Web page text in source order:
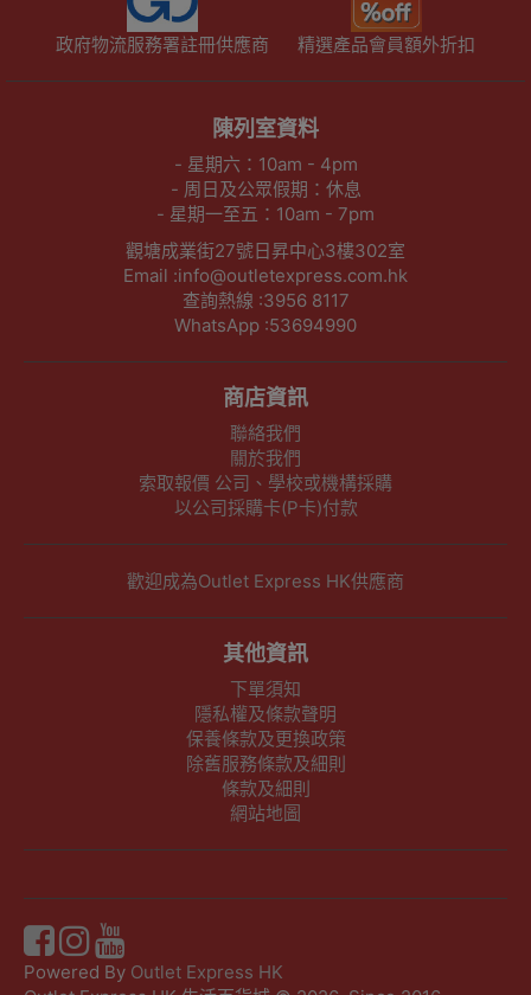
政府物流服務署註冊供應商 精選產品會員額外折扣
陳列室資料
- 星期六：10am - 4pm
- 周日及公眾假期：休息
- 星期一至五：10am - 7pm
觀塘成業街27號日昇中心3樓302室
Email :info@outletexpress.com.hk
查詢熱線 :3956 8117
WhatsApp :53694990
商店資訊
聯絡我們
關於我們
索取報價 公司、學校或機構採購
以公司採購卡(P卡)付款
歡迎成為Outlet Express HK供應商
其他資訊
下單須知
隱私權及條款聲明
保養條款及更換政策
除舊服務條款及細則
條款及細則
網站地圖
Powered By Outlet Express HK